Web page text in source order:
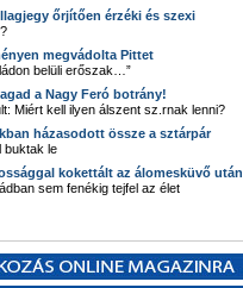
őrjítően érzéki és szexi
megvádolta Pittet
belüli erőszak…”
a Nagy Feró botrány!
Miért kell ilyen álszent sz.rnak lenni?
házasodott össze a sztárpár
buktak le
kokettált az álomesküvő után
sem fenékig tejfel az élet